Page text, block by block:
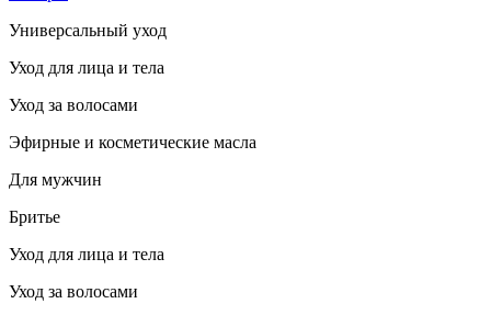
Универсальный уход
Уход для лица и тела
Уход за волосами
Эфирные и косметические масла
Для мужчин
Бритье
Уход для лица и тела
Уход за волосами